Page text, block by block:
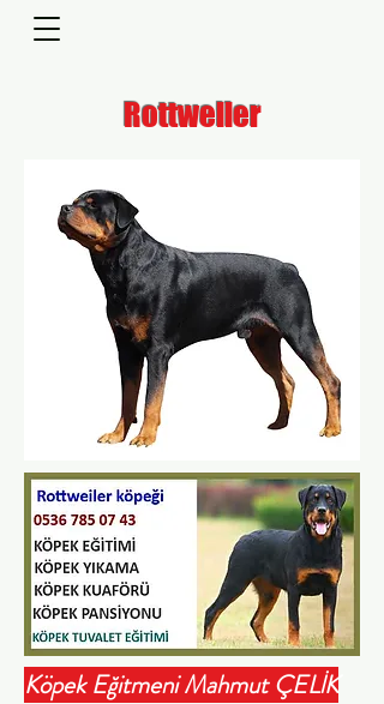
Rottweiler
Köpek Eğitmeni Mahmut ÇELİK